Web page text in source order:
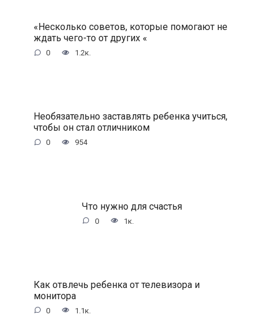
«Несколько советов, которые помогают не
ждать чего-то от других «
0 1.2к.
Необязательно заставлять ребенка учиться,
чтобы он стал отличником
0 954
Что нужно для счастья
0 1к.
Как отвлечь ребенка от телевизора и
монитора
0 1.1к.